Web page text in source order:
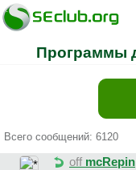
Программы
Всего сообщений: 6120
off mcRepin